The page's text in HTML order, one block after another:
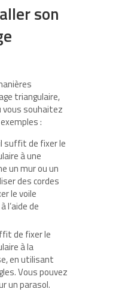
son
triangulaire,
vous souhaitez
:
suffit de fixer le
à une
un mur ou un
des cordes
le voile
l’aide de
de fixer le
à la
en utilisant
Vous pouvez
un parasol.